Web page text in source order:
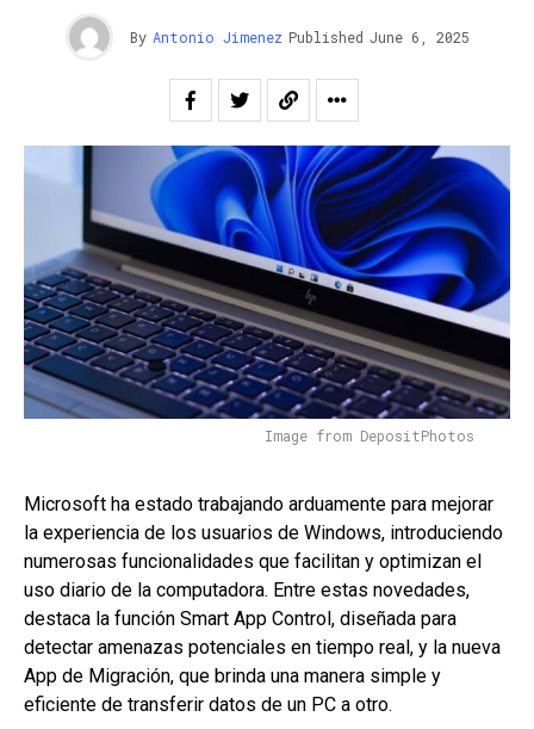
By Antonio Jimenez Published June 6, 2025
Image from DepositPhotos
Microsoft ha estado trabajando arduamente para mejorar
la experiencia de los usuarios de Windows, introduciendo
numerosas funcionalidades que facilitan y optimizan el
uso diario de la computadora. Entre estas novedades,
destaca la función Smart App Control, diseñada para
detectar amenazas potenciales en tiempo real, y la nueva
App de Migración, que brinda una manera simple y
eficiente de transferir datos de un PC a otro.